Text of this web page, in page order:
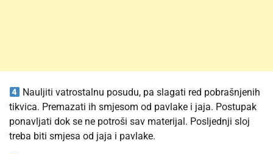
Nauljiti vatrostalnu posudu, pa slagati red pobrašnjenih
tikvica. Premazati ih smjesom od pavlake i jaja. Postupak
ponavljati dok se ne potroši sav materijal. Posljednji sloj
treba biti smjesa od jaja i pavlake.